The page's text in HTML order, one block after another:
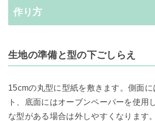
作り方
生地の準備と型の下ごしらえ
15cmの丸型に型紙を敷きます。側面
ト、底面にはオーブンペーパーを使用
な型がある場合は外しやすくなります。